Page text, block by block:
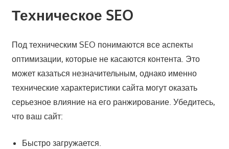
Техническое SEO
Под техническим SEO понимаются все аспекты
оптимизации, которые не касаются контента. Это
может казаться незначительным, однако именно
технические характеристики сайта могут оказать
серьезное влияние на его ранжирование. Убедитесь,
что ваш сайт:
Быстро загружается.